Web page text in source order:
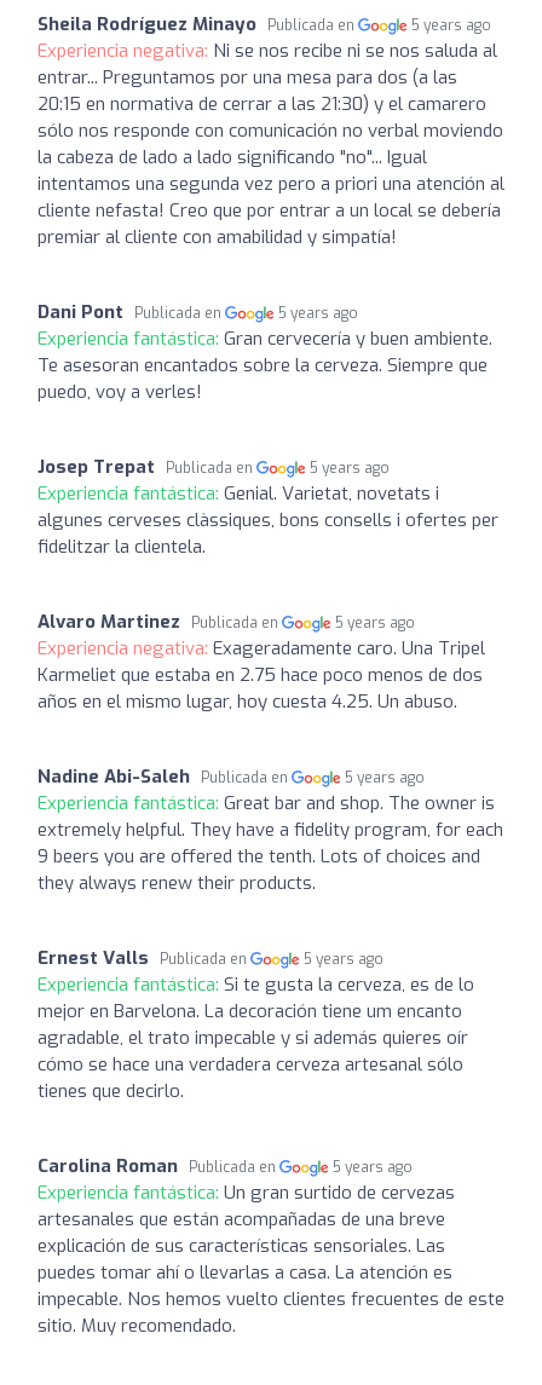
Sheila Rodríguez Minayo Publicada en 5 years ago
Experiencia negativa: Ni se nos recibe ni se nos saluda al
entrar... Preguntamos por una mesa para dos (a las
20:15 en normativa de cerrar a las 21:30) y el camarero
sólo nos responde con comunicación no verbal moviendo
la cabeza de lado a lado significando "no"... Igual
intentamos una segunda vez pero a priori una atención al
cliente nefasta! Creo que por entrar a un local se debería
premiar al cliente con amabilidad y simpatía!
Dani Pont Publicada en 5 years ago
Experiencia fantástica: Gran cervecería y buen ambiente.
Te asesoran encantados sobre la cerveza. Siempre que
puedo, voy a verles!
Josep Trepat Publicada en 5 years ago
Experiencia fantástica: Genial. Varietat, novetats i
algunes cerveses clàssiques, bons consells i ofertes per
fidelitzar la clientela.
Alvaro Martinez Publicada en 5 years ago
Experiencia negativa: Exageradamente caro. Una Tripel
Karmeliet que estaba en 2.75 hace poco menos de dos
años en el mismo lugar, hoy cuesta 4.25. Un abuso.
Nadine Abi-Saleh Publicada en 5 years ago
Experiencia fantástica: Great bar and shop. The owner is
extremely helpful. They have a fidelity program, for each
9 beers you are offered the tenth. Lots of choices and
they always renew their products.
Ernest Valls Publicada en 5 years ago
Experiencia fantástica: Si te gusta la cerveza, es de lo
mejor en Barvelona. La decoración tiene um encanto
agradable, el trato impecable y si además quieres oír
cómo se hace una verdadera cerveza artesanal sólo
tienes que decirlo.
Carolina Roman Publicada en 5 years ago
Experiencia fantástica: Un gran surtido de cervezas
artesanales que están acompañadas de una breve
explicación de sus características sensoriales. Las
puedes tomar ahí o llevarlas a casa. La atención es
impecable. Nos hemos vuelto clientes frecuentes de este
sitio. Muy recomendado.